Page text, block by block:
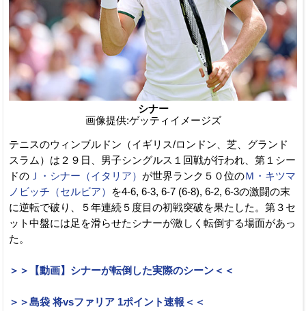
シナー
画像提供:ゲッティイメージズ
テニスのウィンブルドン（イギリス/ロンドン、芝、グランド
スラム）は２９日、男子シングルス１回戦が行われ、第１シー
ドの Ｊ・シナー（イタリア） が世界ランク５０位のＭ・キツマ
ノビッチ（セルビア）
を4-6, 6-3, 6-7 (6-8), 6-2, 6-3の激闘の末
に逆転で破り、５年連続５度目の初戦突破を果たした。第３セ
ット中盤には足を滑らせたシナーが激しく転倒する場面があっ
た。
＞＞【動画】シナーが転倒した実際のシーン＜＜
＞＞島袋 将vsファリア 1ポイント速報＜＜